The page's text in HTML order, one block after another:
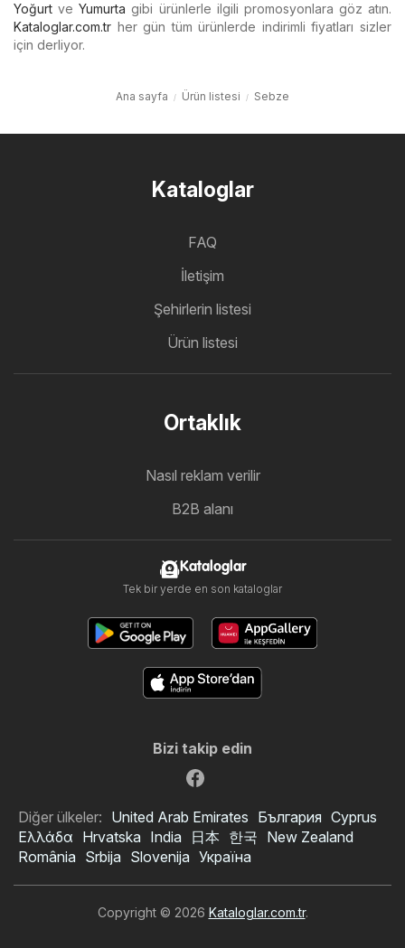
Yoğurt veYumurta gibi ürünlerle ilgili promosyonlara göz atın.
Kataloglar.com.tr her gün tüm ürünlerde indirimli fiyatları sizler
için derliyor.
Ana sayfa Ürün listesi Sebze
Kataloglar
FAQ
İletişim
Şehirlerin listesi
Ürün listesi
Ortaklık
Nasıl reklam verilir
B2B alanı
Kataloglar
Tek bir yerde en son kataloglar
Bizi takip edin
Diğer ülkeler: United Arab Emirates България Cyprus
Ελλάδα Hrvatska India 日本 한국 New Zealand
România Srbija Slovenija Україна
Copyright © 2026 Kataloglar.com.tr.